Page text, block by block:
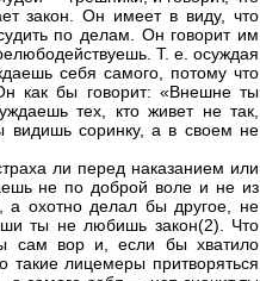
закон. Он имеет в виду, что
по делам. Он говорит им
Т. е. осуждая
себя самого, потому что
как бы говорит: «Внешне ты
тех, кто живет не так,
видишь соринку, а в своем не
ли перед наказанием или
не по доброй воле и не из
а охотно делал бы другое, не
ты не любишь закон(2). Что
сам вор и, если бы хватило
такие лицемеры притворяться